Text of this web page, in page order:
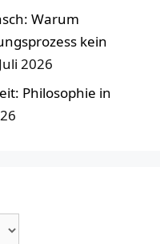
Warum
kein
2026
Philosophie in